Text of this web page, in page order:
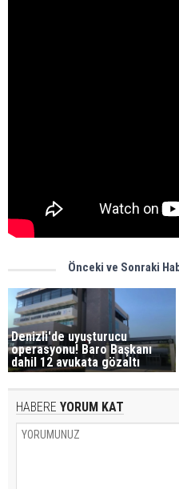
Önceki ve Sonraki
Denizli'de uyuşturucu
operasyonu! Baro Başkanı
dahil 12 avukata gözaltı
HABERE YORUM KAT